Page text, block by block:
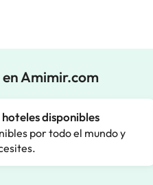
Amimir.com
disponibles
por todo el mundo y